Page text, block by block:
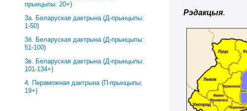
Рэдакцыя.
прынцыпы: 20+)
3a. Беларуская дактрына (Д-прынцыпы:
1-50)
3б. Беларуская дактрына (Д-прынцыпы:
51-100)
3в. Беларуская дактрына (Д-прынцыпы:
101-134+)
4. Пераможная дактрына (П-прынцыпы:
19+)